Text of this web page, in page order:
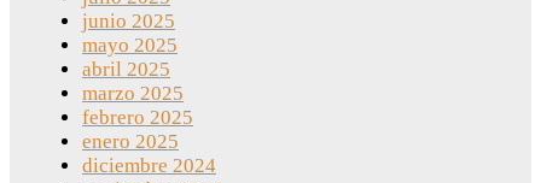
junio 2025
mayo 2025
abril 2025
marzo 2025
febrero 2025
enero 2025
diciembre 2024